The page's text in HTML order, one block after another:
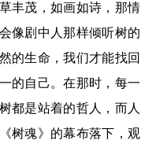
丰茂，如画如诗，那情
像剧中人那样倾听树的
的生命，我们才能找回
的自己。在那时，每一
都是站着的哲人，而人
树魂》的幕布落下，观